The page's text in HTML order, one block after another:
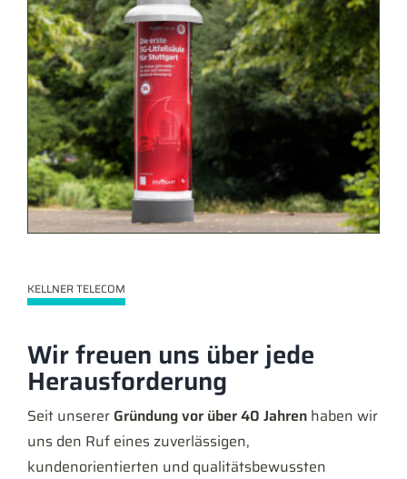
KELLNER TELECOM
Wir freuen uns über jede
Herausforderung
Seit unserer Gründung vor über 40 Jahrenhaben wir
uns den Ruf eines zuverlässigen,
kundenorientierten und qualitätsbewussten